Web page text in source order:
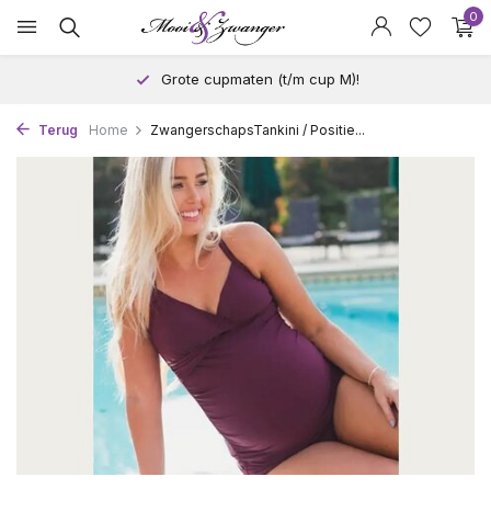
0
Grote cupmaten (t/m cup M)!
Terug Home ZwangerschapsTankini / Positie...